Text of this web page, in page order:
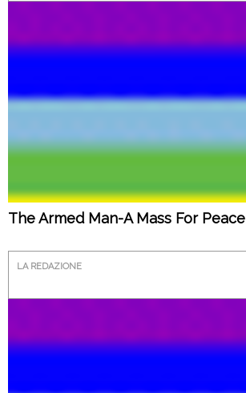
The Armed Man-A Mass For Peace
LA REDAZIONE